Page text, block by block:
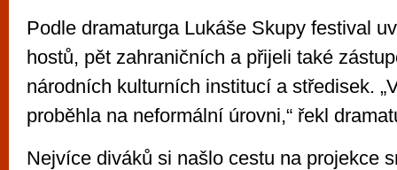
Podle dramaturga Lukáše Skupy festival
hostů, pět zahraničních a přijeli také
národních kulturních institucí a středisek.
proběhla na neformální úrovni,“ řekl
Nejvíce diváků si našlo cestu na projekce